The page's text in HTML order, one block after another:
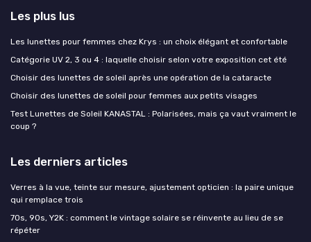
Les plus lus
Les lunettes pour femmes chez Krys : un choix élégant et confortable
Catégorie UV 2, 3 ou 4 : laquelle choisir selon votre exposition cet été
Choisir des lunettes de soleil après une opération de la cataracte
Choisir des lunettes de soleil pour femmes aux petits visages
Test Lunettes de Soleil KANASTAL : Polarisées, mais ça vaut vraiment le
coup ?
Les derniers articles
Verres à la vue, teinte sur mesure, ajustement opticien : la paire unique
qui remplace trois
70s, 90s, Y2K : comment le vintage solaire se réinvente au lieu de se
répéter